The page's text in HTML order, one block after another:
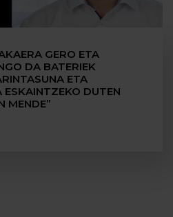
GERO ETA
DA BATERIEK
ETA
ESKAINTZEKO DUTEN
MENDE”